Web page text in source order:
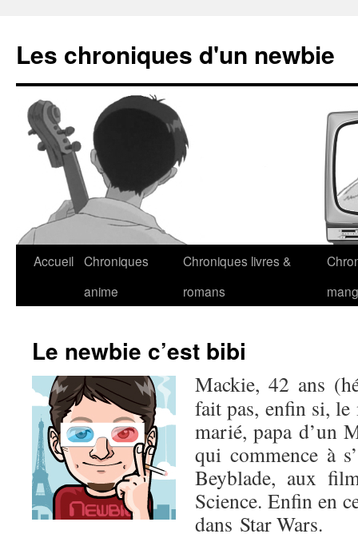
Les chroniques d'un newbie
Accueil Chroniques
anime
Chroniques livres &
romans
Le newbie c’est bibi
Mackie, 42 ans
fait pas, enfin si, le
marié, papa d’un
qui commence à
Beyblade, aux
Science. Enfin en
dans Star Wars.